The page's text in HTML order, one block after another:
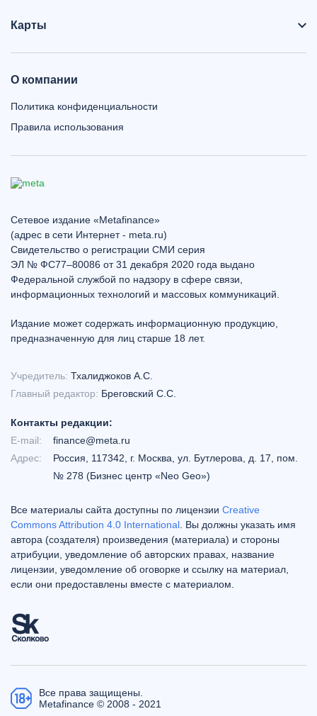
Карты
О компании
Политика конфиденциальности
Правила использования
Сетевое издание «Metafinance»
(адрес в сети Интернет - meta.ru)
Свидетельство о регистрации СМИ серия
ЭЛ № ФС77–80086 от 31 декабря 2020 года выдано
Федеральной службой по надзору в сфере связи,
информационных технологий и массовых коммуникаций.
Издание может содержать информационную продукцию,
предназначенную для лиц старше 18 лет.
Учредитель: Тхалиджоков А.С.
Главный редактор: Бреговский С.С.
Контакты редакции:
E-mail:
finance@meta.ru
Адрес:
Россия, 117342, г. Москва, ул. Бутлерова, д. 17, пом.
№ 278 (Бизнес центр «Neo Geo»)
Все материалы сайта доступны по лицензии Creative
Commons Attribution 4.0 International . Вы должны указать имя
автора (создателя) произведения (материала) и стороны
атрибуции, уведомление об авторских правах, название
лицензии, уведомление об оговорке и ссылку на материал,
если они предоставлены вместе с материалом.
Все права защищены.
Metafinance © 2008 - 2021